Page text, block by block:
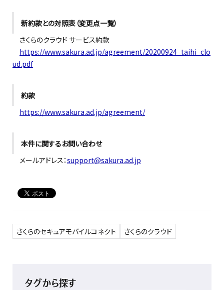
新約款との対照表（変更点一覧）
さくらのクラウド サービス約款
https://www.sakura.ad.jp/agreement/20200924_taihi_clo
ud.pdf
約款
https://www.sakura.ad.jp/agreement/
本件に関するお問い合わせ
メールアドレス：support@sakura.ad.jp
さくらのセキュアモバイルコネクト さくらのクラウド
タグから探す